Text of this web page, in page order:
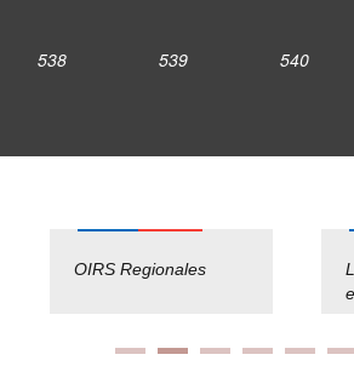
538 539 540
OIRS Regionales